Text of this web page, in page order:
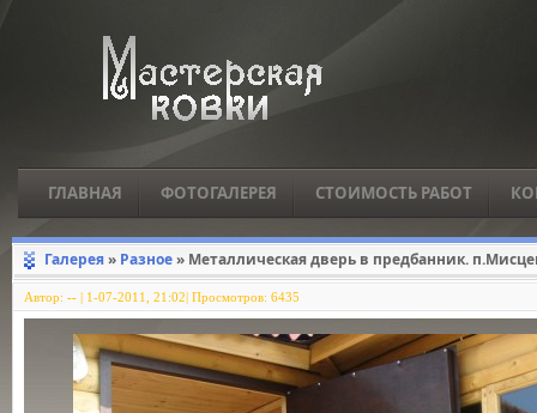
ГЛАВНАЯ ФОТОГАЛЕРЕЯ СТОИМОСТЬ РАБОТ
Галерея» Разное» Металлическая дверь в предбанник.
Автор: -- | 1-07-2011, 21:02| Просмотров: 6435